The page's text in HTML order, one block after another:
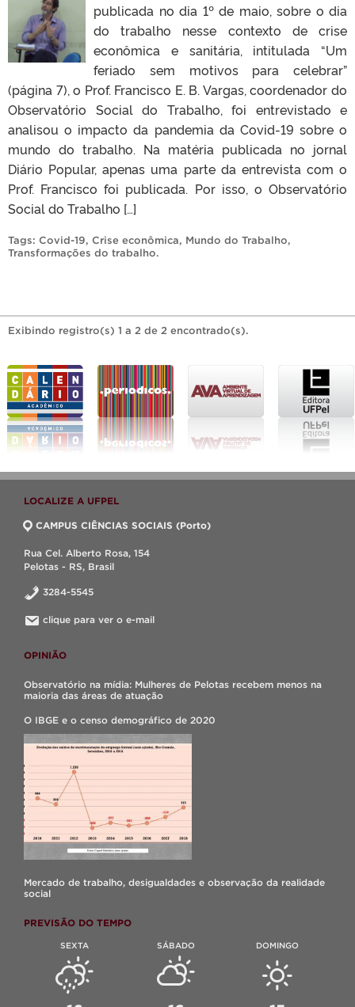
publicada no dia 1º de maio, sobre o dia
do trabalho nesse contexto de crise
econômica e sanitária, intitulada “Um
feriado sem motivos para celebrar”
(página 7), o Prof. Francisco E. B. Vargas, coordenador do
Observatório Social do Trabalho, foi entrevistado e
analisou o impacto da pandemia da Covid-19 sobre o
mundo do trabalho. Na matéria publicada no jornal
Diário Popular, apenas uma parte da entrevista com o
Prof. Francisco foi publicada. Por isso, o Observatório
Social do Trabalho […]
Tags: Covid-19, Crise econômica, Mundo do Trabalho,
Transformações do trabalho.
Exibindo registro(s) 1 a 2 de 2 encontrado(s).
LOCALIZE A UFPEL
CAMPUS CIÊNCIAS SOCIAIS (Porto)
Rua Cel. Alberto Rosa, 154
Pelotas - RS, Brasil
3284-5545
clique para ver o e-mail
OPINIÃO
Observatório na mídia: Mulheres de Pelotas recebem menos na
maioria das áreas de atuação
O IBGE e o censo demográfico de 2020
Mercado de trabalho, desigualdades e observação da realidade
social
PREVISÃO DO TEMPO
SEXTA SÁBADO DOMINGO